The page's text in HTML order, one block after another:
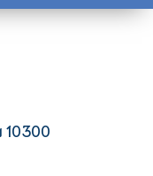
10300